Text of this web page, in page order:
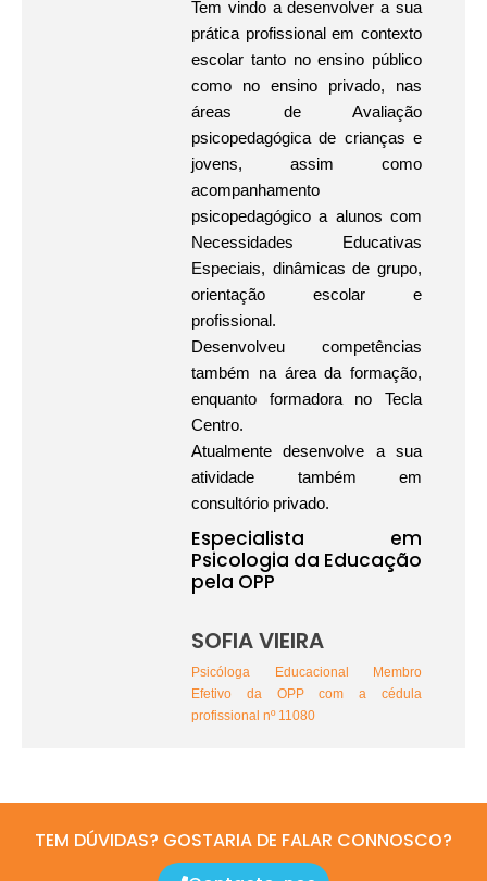
Tem vindo a desenvolver a sua
prática profissional em contexto
escolar tanto no ensino público
como no ensino privado, nas
áreas de Avaliação
psicopedagógica de crianças e
jovens, assim como
acompanhamento
psicopedagógico a alunos com
Necessidades Educativas
Especiais, dinâmicas de grupo,
orientação escolar e
profissional.
Desenvolveu competências
também na área da formação,
enquanto formadora no Tecla
Centro.
Atualmente desenvolve a sua
atividade também em
consultório privado.
Especialista em
Psicologia da Educação
pela OPP
SOFIA VIEIRA
Psicóloga Educacional Membro
Efetivo da OPP com a cédula
profissional nº 11080
TEM DÚVIDAS? GOSTARIA DE FALAR CONNOSCO?